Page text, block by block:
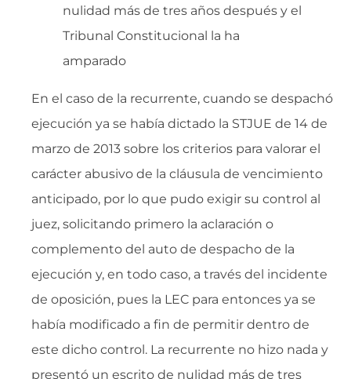
nulidad más de tres años después y el
Tribunal Constitucional la ha
amparado
En el caso de la recurrente, cuando se despachó
ejecución ya se había dictado la STJUE de 14 de
marzo de 2013 sobre los criterios para valorar el
carácter abusivo de la cláusula de vencimiento
anticipado, por lo que pudo exigir su control al
juez, solicitando primero la aclaración o
complemento del auto de despacho de la
ejecución y, en todo caso, a través del incidente
de oposición, pues la LEC para entonces ya se
había modificado a fin de permitir dentro de
este dicho control. La recurrente no hizo nada y
presentó un escrito de nulidad más de tres